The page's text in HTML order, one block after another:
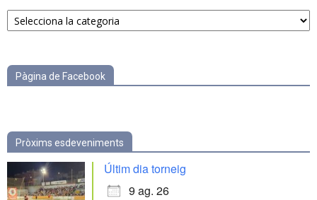
Notícies
per
Pàgina de Facebook
Pròxims esdeveniments
Últim dia torneig
9 ag. 26